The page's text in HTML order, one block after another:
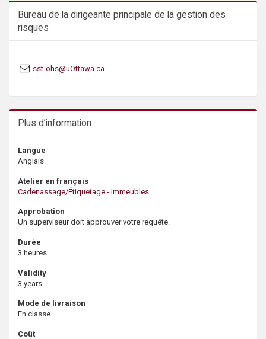
Bureau de la dirigeante principale de la gestion des
risques
sst-ohs@uOttawa.ca
Plus d’information
Langue
Anglais
Atelier en français
Cadenassage/Étiquetage - Immeubles
Approbation
Un superviseur doit approuver votre requête.
Durée
3 heures
Validity
3 years
Mode de livraison
En classe
Coût